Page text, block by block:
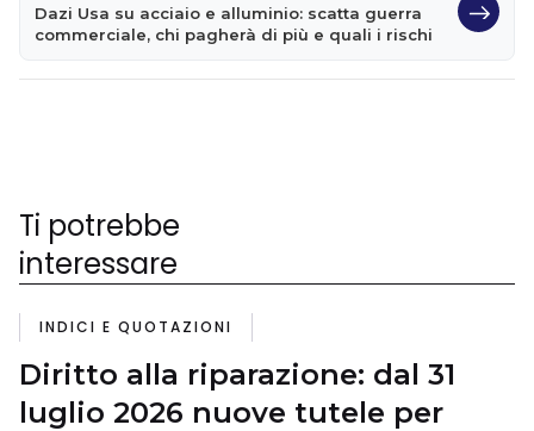
Dazi Usa su acciaio e alluminio: scatta guerra
commerciale, chi pagherà di più e quali i rischi
Ti potrebbe
interessare
INDICI E QUOTAZIONI
Diritto alla riparazione: dal 31
luglio 2026 nuove tutele per